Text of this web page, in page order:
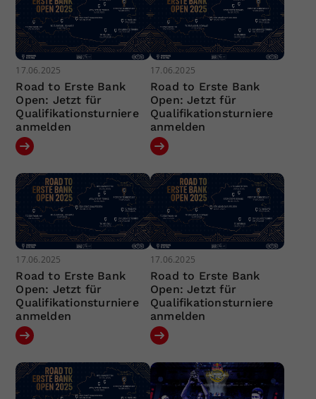
17.06.2025
Road to Erste Bank
Open: Jetzt für
Qualifikationsturniere
anmelden
17.06.2025
Road to Erste Bank
Open: Jetzt für
Qualifikationsturniere
anmelden
17.06.2025
Road to Erste Bank
Open: Jetzt für
Qualifikationsturniere
anmelden
17.06.2025
Road to Erste Bank
Open: Jetzt für
Qualifikationsturniere
anmelden